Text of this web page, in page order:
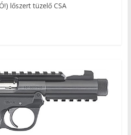
lőszert tüzelő CSA